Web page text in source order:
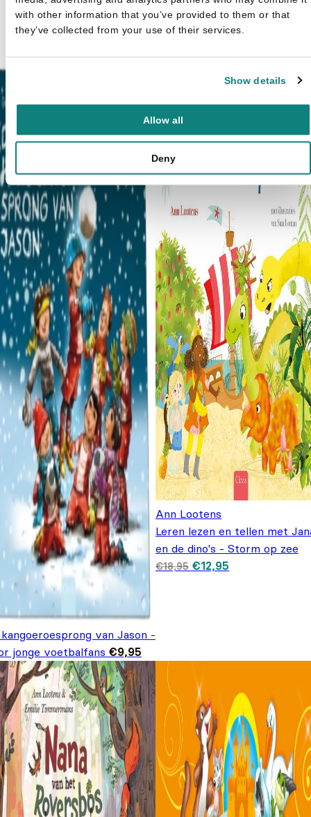
with other information that you’ve provided to them or that
they’ve collected from your use of their services.
Show details
Allow all
Deny
Claire Mowat
Oorspronkelijke prijs was:
€3,99Huidige prijs is: €3,99.
van Jason -
jonge voetbalfans €9,95
Ann Lootens
Leren lezen en tellen met
en de dino's - Storm op zee
€18,95 Oorspronkelijke prijs
was: €18,95.
€12,95
€12,95.